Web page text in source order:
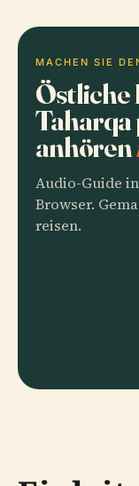
MACHEN SIE
Östliche
Taharqa
anhören
Audio-Guide
Browser.
reisen.